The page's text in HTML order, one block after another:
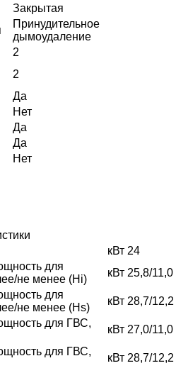
Закрытая
Принудительное
дымоудаление
2
2
Да
Нет
Да
Да
Нет
кВт 24
для
не менее (Hi)
кВт 25,8/11,0
для
не менее (Hs)
кВт 28,7/12,2
для ГВС,
кВт 27,0/11,0
для ГВС,
кВт 28,7/12,2